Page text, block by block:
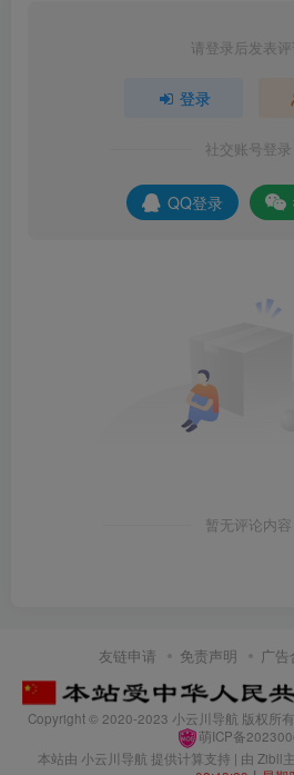
请登录后发表
登录
社交账号登录
QQ登录
暂无评论内容
友链申请 免责声明 广告
Copyright © 2020-2023 小云川导航 版权所
萌ICP备
本站由 小云川导航 提供计算支持 | 由 Zibll